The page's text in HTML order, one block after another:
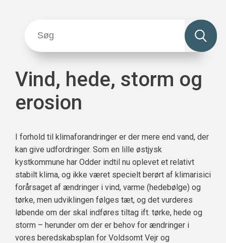
Vind, hede, storm og
erosion
I forhold til klimaforandringer er der mere end vand, der
kan give udfordringer. Som en lille østjysk
kystkommune har Odder indtil nu oplevet et relativt
stabilt klima, og ikke været specielt berørt af klimarisici
forårsaget af ændringer i vind, varme (hedebølge) og
tørke, men udviklingen følges tæt, og det vurderes
løbende om der skal indføres tiltag ift. tørke, hede og
storm – herunder om der er behov for ændringer i
vores beredskabsplan for Voldsomt Vejr og